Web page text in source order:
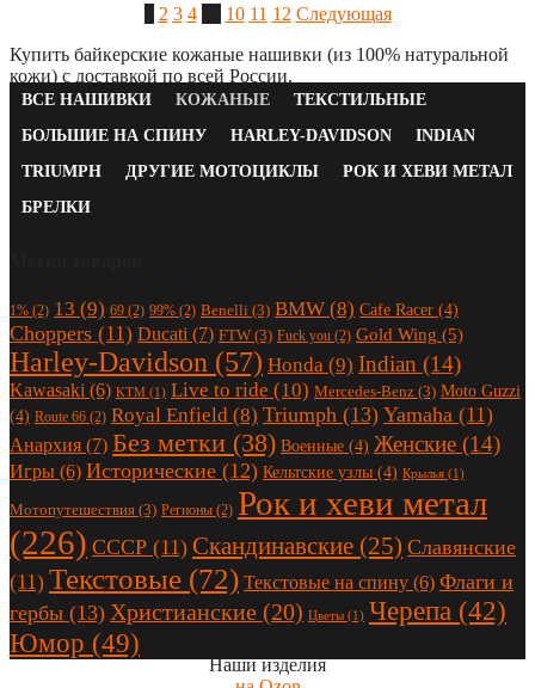
Навигация
по
записям
2 3 4 10 11 12 Следующая
Купить байкерские кожаные нашивки (из 100% натуральной
кожи) с доставкой по всей России.
ВСЕ НАШИВКИ КОЖАНЫЕ
ТЕКСТИЛЬНЫЕ
БОЛЬШИЕ НА СПИНУ
HARLEY-DAVIDSON
INDIAN
TRIUMPH
ДРУГИЕ МОТОЦИКЛЫ
РОК И ХЕВИ МЕТАЛ
БРЕЛКИ
1% (2) 13 (9) 69 (2) 99% (2) Benelli (3) BMW (8) Cafe Racer (4)
Choppers (11) Ducati (7) FTW (3) Fuck you (2) Gold Wing (5)
Harley-Davidson (57) Honda (9) Indian (14)
Kawasaki (6) KTM (1) Live to ride (10) Mercedes-Benz (3) Moto Guzzi
(4) Route 66 (2) Royal Enfield (8) Triumph (13) Yamaha (11)
Анархия (7) Без метки (38) Военные (4) Женские (14)
Игры (6) Исторические (12) Кельтские узлы (4) Крылья (1)
Мотопутешествия (3) Регионы (2) Рок и хеви метал
(226) СССР (11) Скандинавские (25) Славянские
(11) Текстовые (72) Текстовые на спину (6) Флаги и
гербы (13) Христианские (20) Цветы (1) Черепа (42)
Юмор (49)
Наши изделия